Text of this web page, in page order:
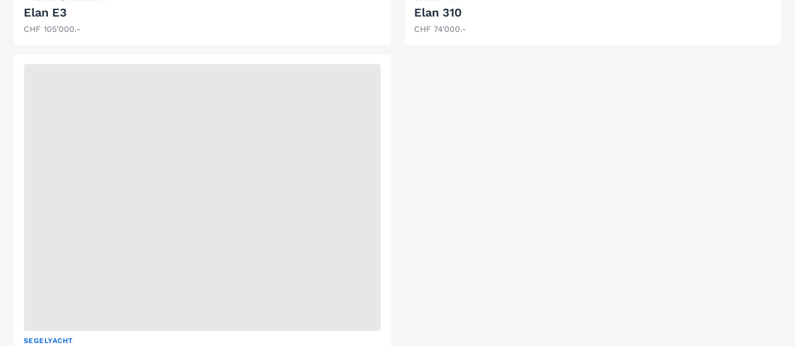
Elan E3
CHF 105'000.-
Elan 310
CHF 74'000.-
SEGELYACHT